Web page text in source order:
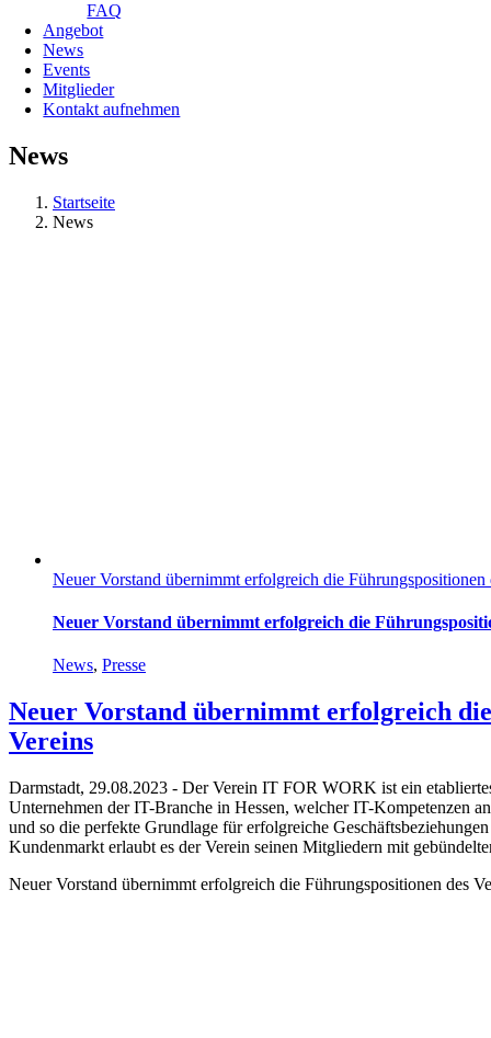
FAQ
Angebot
News
Events
Mitglieder
Kontakt aufnehmen
News
Startseite
News
Neuer Vorstand übernimmt erfolgreich die Führungspositionen
Neuer Vorstand übernimmt erfolgreich die
News, Presse
Neuer Vorstand übernimmt erfolgreich
Vereins
Darmstadt, 29.08.2023 - Der Verein IT FOR WORK ist ein
Unternehmen der IT-Branche in Hessen, welcher IT-Kompetenzen
und so die perfekte Grundlage für erfolgreiche
Kundenmarkt erlaubt es der Verein seinen Mitgliedern mit
Neuer Vorstand übernimmt erfolgreich die Führungspositionen des